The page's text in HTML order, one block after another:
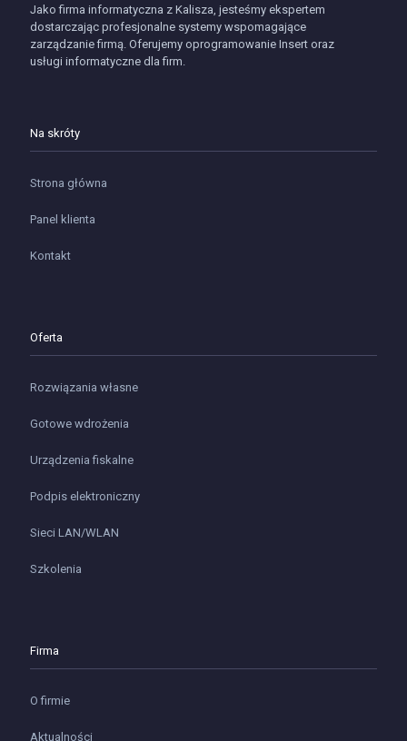
Jako firma informatyczna z Kalisza, jesteśmy ekspertem
dostarczając profesjonalne systemy wspomagające
zarządzanie firmą. Oferujemy oprogramowanie Insert oraz
usługi informatyczne dla firm.
Na skróty
Strona główna
Panel klienta
Kontakt
Oferta
Rozwiązania własne
Gotowe wdrożenia
Urządzenia fiskalne
Podpis elektroniczny
Sieci LAN/WLAN
Szkolenia
Firma
O firmie
Aktualności